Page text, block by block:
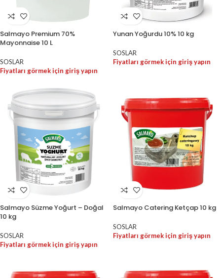
Salmayo Premium 70%
Mayonnaise 10 L
SOSLAR
Fiyatları görmek için giriş yapın
Yunan Yoğurdu 10% 10 kg
SOSLAR
Fiyatları görmek için giriş yapın
Salmayo Süzme Yoğurt – Doğal
10 kg
SOSLAR
Fiyatları görmek için giriş yapın
Salmayo Catering Ketçap 10 kg
SOSLAR
Fiyatları görmek için giriş yapın